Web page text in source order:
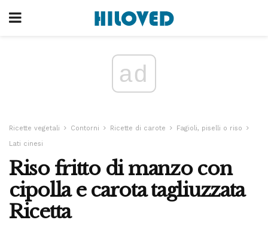
ad
Ricette vegetali Contorni Ricette di carote
Fagioli, piselli o riso
Lati cinesi
Riso fritto di manzo con
cipolla e carota tagliuzzata
Ricetta